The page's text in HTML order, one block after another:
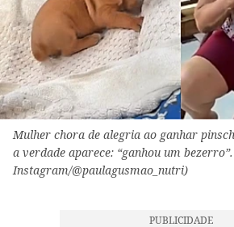
Mulher chora de alegria ao ganhar
a verdade aparece: “ganhou um
Instagram/@paulagusmao_nutri)